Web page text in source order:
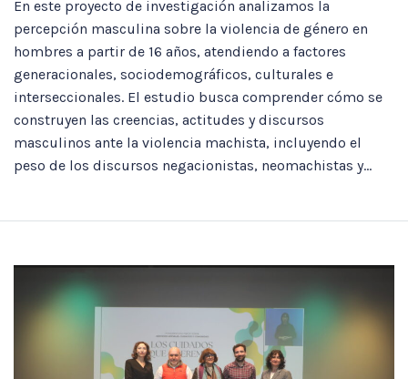
En este proyecto de investigación analizamos la
percepción masculina sobre la violencia de género en
hombres a partir de 16 años, atendiendo a factores
generacionales, sociodemográficos, culturales e
interseccionales. El estudio busca comprender cómo se
construyen las creencias, actitudes y discursos
masculinos ante la violencia machista, incluyendo el
peso de los discursos negacionistas, neomachistas y...